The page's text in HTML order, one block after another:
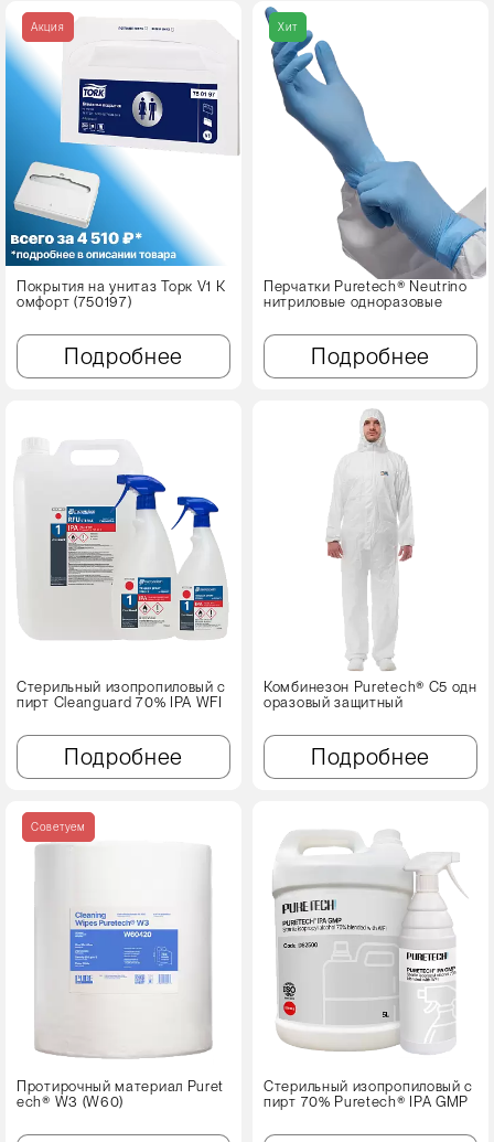
Акция
Покрытия на унитаз Торк V1 К
омфорт (750197)
Подробнее
Хит
Перчатки Puretech® Neutrino
нитриловые одноразовые
Подробнее
Стерильный изопропиловый с
пирт Cleanguard 70% IPA WFI
Подробнее
Комбинезон Puretech® C5 одн
оразовый защитный
Подробнее
Советуем
Протирочный материал Puret
ech® W3 (W60)
Стерильный изопропиловый с
пирт 70% Puretech® IPA GMP